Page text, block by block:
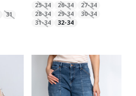
31
25-34 26-34
27-34
28-34
29-34
30-34
31-34
32-34